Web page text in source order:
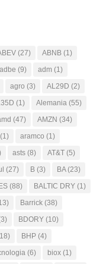
(27) ABNB (1)
adbe (9) adm (1)
agro (3) AL29D (2)
(1) Alemania (55)
(47) AMZN (34)
(1) aramco (1)
asts (8) AT&T (5)
(27) B (3) BA(23)
(88) BALTIC DRY (1)
Barrick (38)
BDORY (10)
BHP (4)
(6) biox (1)